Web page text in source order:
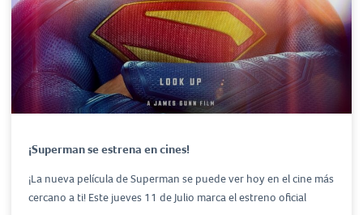
¡Superman se estrena en cines!
¡La nueva película de Superman se puede ver hoy en el cine más
cercano a ti! Este jueves 11 de Julio marca el estreno oficial